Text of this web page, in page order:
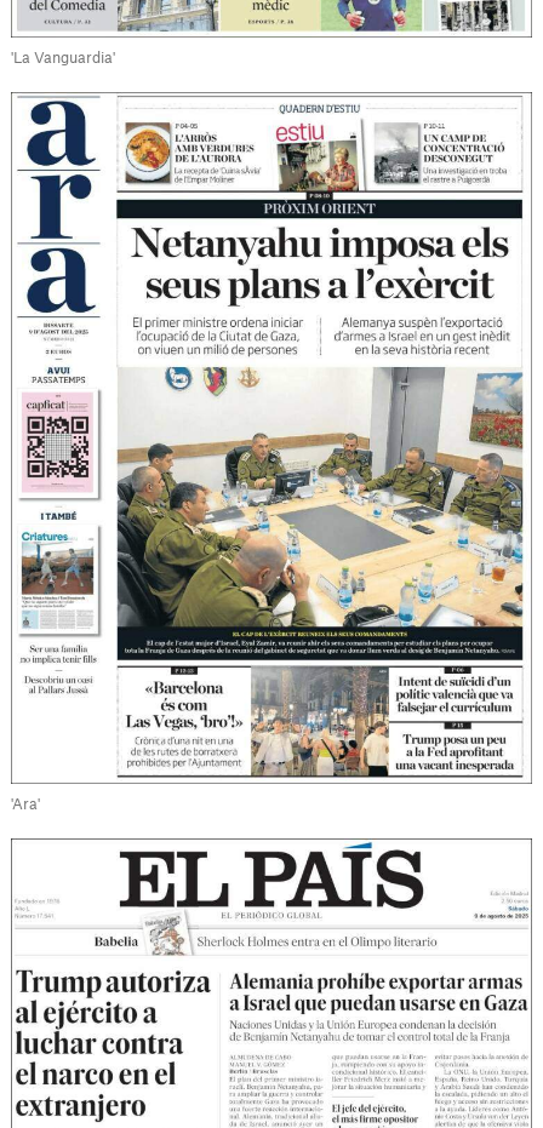
'La Vanguardia'
'Ara'